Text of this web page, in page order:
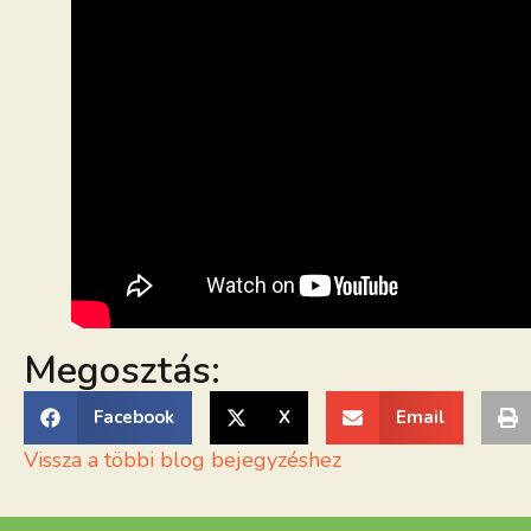
Megosztás:
Facebook X Email
Vissza a többi blog bejegyzéshez